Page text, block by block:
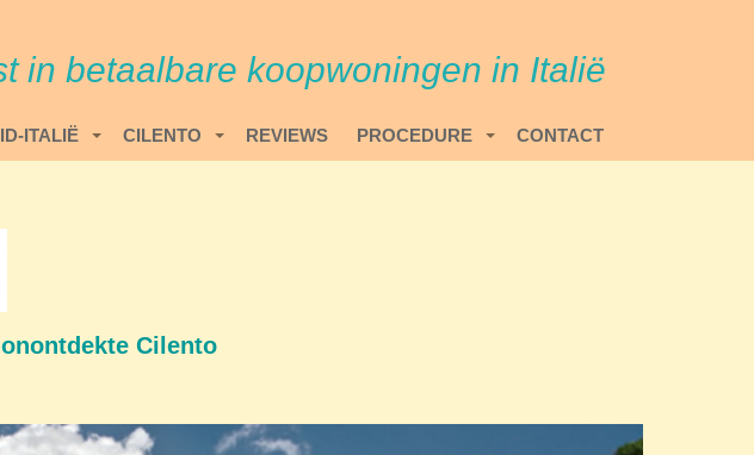
in betaalbare koopwoningen in Italië
ITALIË CILENTO REVIEWS PROCEDURE CONTACT
Cilento